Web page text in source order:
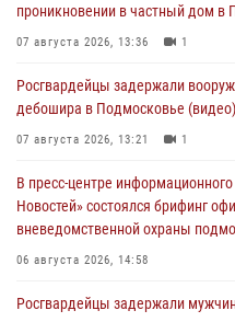
проникновении в частный дом в
07 августа 2026, 13:36 1
Росгвардейцы задержали
дебошира в Подмосковье (видео)
07 августа 2026, 13:21 1
В пресс-центре
Новостей» состоялся брифинг
вневедомственной охраны
06 августа 2026, 14:58
Росгвардейцы задержали